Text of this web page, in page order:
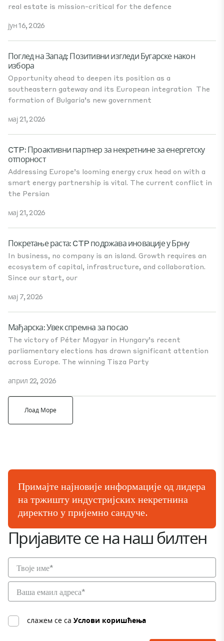
real estate is mission-critical for the defence
јун 16, 2026
Поглед на Запад: Позитивни изгледи Бугарске након
избора
Opportunity ahead to deepen its position as a
southeastern gateway and its European integration The
formation of Bulgaria’s new government
мај 21, 2026
CTP: Проактивни партнер за некретнине за енергетску
отпорност
Addressing Europe’s looming energy crux head on with a
smart energy partnership is vital. The current conflict in
the Persian
мај 21, 2026
Покретање раста: CTP подржава иновације у Брну
In business, no company is an island. Growth requires an
ecosystem of capital, infrastructure, and collaboration.
Since our start, our
мај 7, 2026
Мађарска: Увек спремна за посао
The victory of Péter Magyar in Hungary’s recent
parliamentary elections has drawn significant attention
across Europe. The winning Tisza Party
април 22, 2026
Лоад Море
Пријавите се на наш билтен
слажем се са Услови коришћења
Примајте најновије информације од лидера
на тржишту индустријских некретнина
директно у пријемно сандуче.